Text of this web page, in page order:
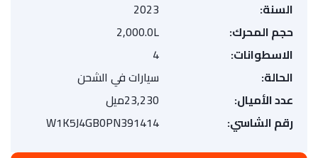
السنة:
2023
حجم المحرك:
2,000.0L
الاسطوانات:
4
الحالة:
سيارات في الشحن
عدد الأميال:
23,230ميل
رقم الشاسي:
W1K5J4GB0PN391414